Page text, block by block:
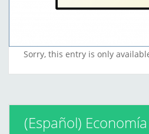
Sorry, this entry is only
(Español)